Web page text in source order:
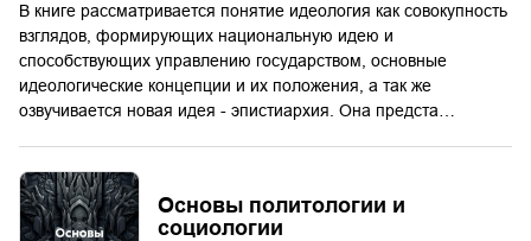
В книге рассматривается понятие идеология как совокупность
взглядов, формирующих национальную идею и
способствующих управлению государством, основные
идеологические концепции и их положения, а так же
озвучивается новая идея - эпистиархия. Она предста…
Основы политологии и
социологии